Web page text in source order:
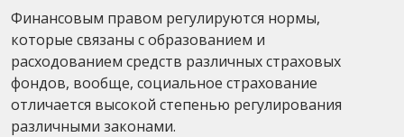
Финансовым правом регулируются нормы,
которые связаны с образованием и
расходованием средств различных страховых
фондов, вообще, социальное страхование
отличается высокой степенью регулирования
различными законами.